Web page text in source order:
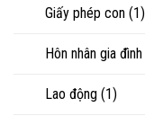
Giấy phép con (1)
Hôn nhân gia đình
Lao động (1)